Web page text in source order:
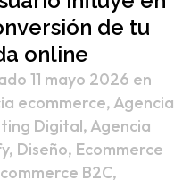
de tu
online
11 mayo 2026 en
ecommerce, Agencia
Digital, Agencia
, Diseño, Ecommerce
B2C,